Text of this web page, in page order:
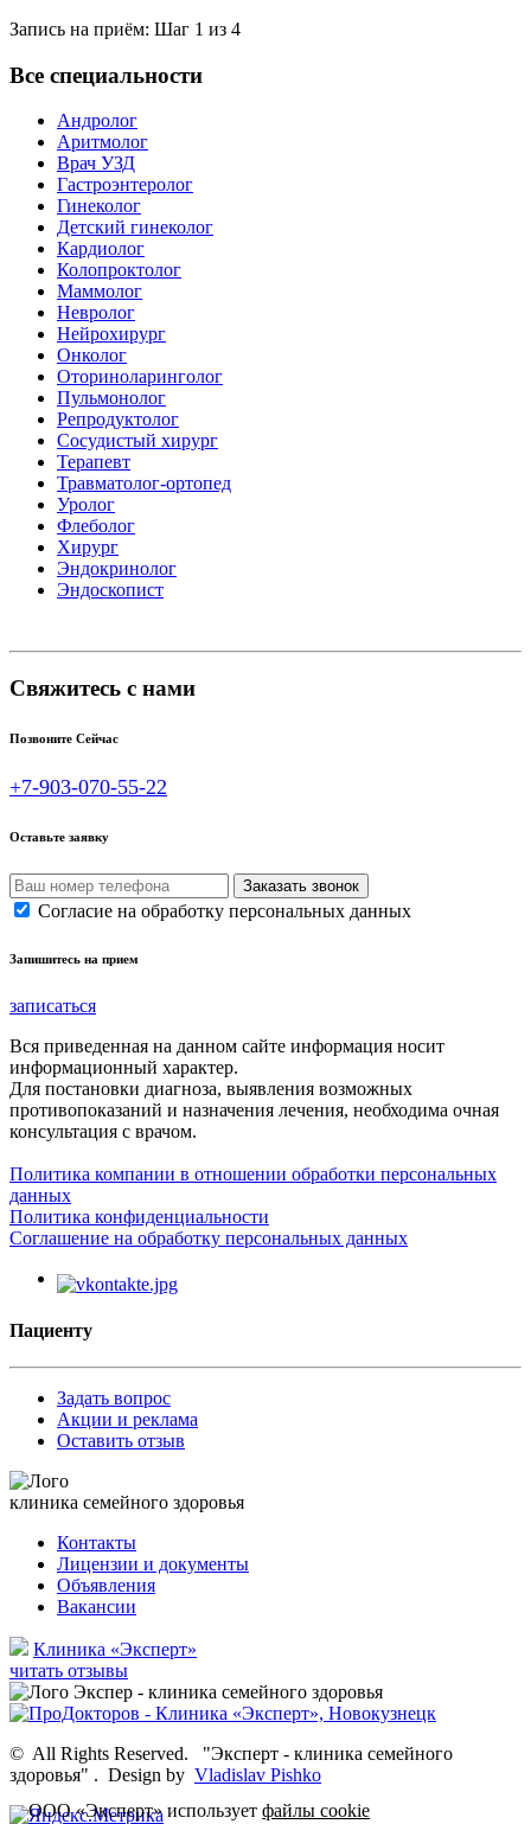
Запись на приём: Шаг 1 из 4
Все специальности
Андролог
Аритмолог
Врач УЗД
Гастроэнтеролог
Гинеколог
Детский гинеколог
Кардиолог
Колопроктолог
Маммолог
Невролог
Нейрохирург
Онколог
Оториноларинголог
Пульмонолог
Репродуктолог
Сосудистый хирург
Терапевт
Травматолог-ортопед
Уролог
Флеболог
Хирург
Эндокринолог
Эндоскопист
Свяжитесь с нами
Позвоните Сейчас
+7-903-070-55-22
Оставьте заявку
Согласие на обработку персональных данных
Запишитесь на прием
записаться
Вся приведенная на данном сайте информация носит
информационный характер.
Для постановки диагноза, выявления возможных
противопоказаний и назначения лечения, необходима очная
консультация с врачом.
Политика компании в отношении обработки персональных
данных
Политика конфиденциальности
Соглашение на обработку персональных данных
Пациенту
Задать вопрос
Акции и реклама
Оставить отзыв
клиника семейного здоровья
Контакты
Лицензии и документы
Объявления
Вакансии
Клиника «Эксперт»
читать отзывы
© All Rights Reserved.
"Эксперт - клиника семейного
здоровья" . Design by Vladislav Pishko
ООО «Эксперт» используетфайлы cookie